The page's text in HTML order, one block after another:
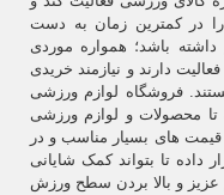
در کمترین زمان به دست
باشد؛ همواره موردی
دارند و نیازمند خریدی
فروشگاه لوازم ورزشی
تا محصولات و لوازم ورزشی
قیمت های بسیار مناسب و در
داده تا بتواند کمک شایانی
و بالا بردن سطح ورزش